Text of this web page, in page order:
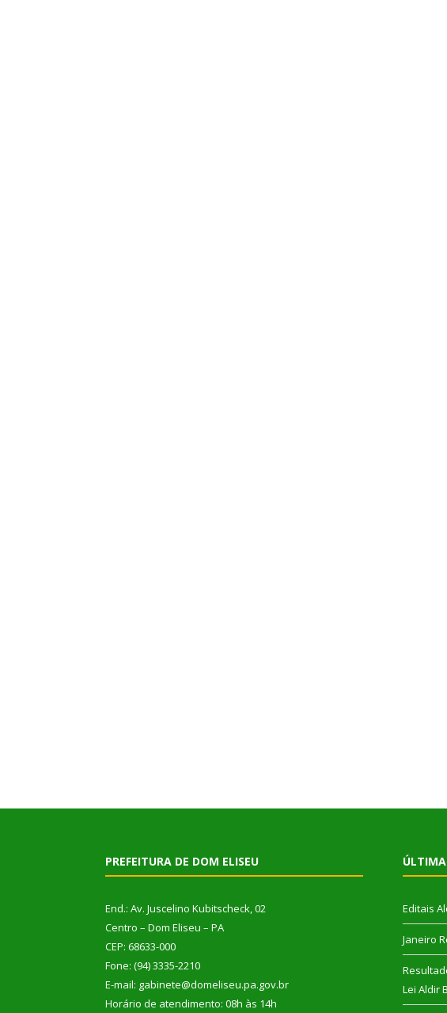
PREFEITURA DE DOM ELISEU
End.: Av. Juscelino Kubitscheck, 02
Centro – Dom Eliseu – PA
CEP: 68633-000
Fone: (94) 3335-2210
E-mail: gabinete@domeliseu.pa.gov.br
Horário de atendimento: 08h às 14h
Editais
Janeiro
Lei Aldir